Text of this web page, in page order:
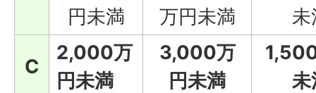
円未満
万円未満
未
C
2,000万
円未満
3,000万
円未満
未